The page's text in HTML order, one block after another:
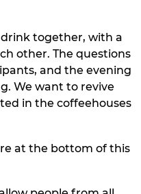
together, with a
other. The questions
and the evening
We want to revive
in the coffeehouses
at the bottom of this